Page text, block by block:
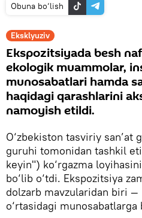
Obuna bo‘lish
Eksklyuziv
Ekspozitsiyada besh
ekologik muammolar,
munosabatlari hamda
haqidagi qarashlarini
namoyish etildi.
O‘zbekiston tasviriy san’at
guruhi tomonidan tashkil
keyin") ko‘rgazma
bo‘lib o‘tdi. Ekspozitsiya
dolzarb mavzularidan biri
o‘rtasidagi munosabatlarga